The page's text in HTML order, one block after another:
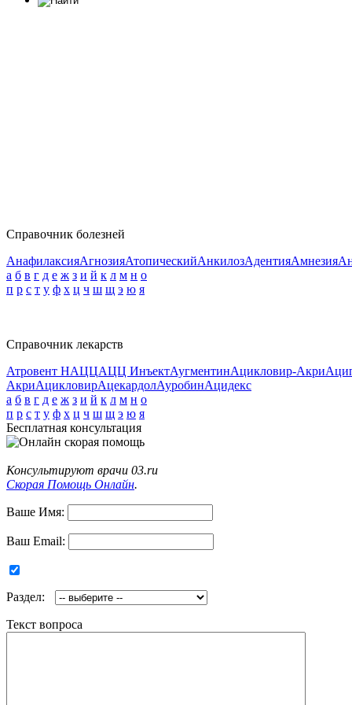
Справочник болезней
АнафилаксияАгнозияАтопическийАнкилозАдентияАмнезия
а б в г д е ж з и й к л м н о
п р с т у ф х ц ч ш щ э ю я
Справочник лекарств
Атровент НАЦЦАЦЦ ИнъектАугментинАцикловир-Акри
АкриАцикловирАцекардолАуробинАцидекс
а б в г д е ж з и й к л м н о
п р с т у ф х ц ч ш щ э ю я
Бесплатная консультация
Консультируют врачи 03.ru
Скорая Помощь Онлайн.
Ваше Имя:
Ваш Email:
Раздел:
Текст вопроса